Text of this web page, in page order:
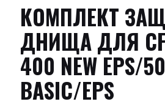
КОМПЛЕКТ
ДНИЩА ДЛЯ
400 NEW EPS/
BASIC/EPS